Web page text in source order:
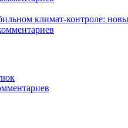
климат-контроле: